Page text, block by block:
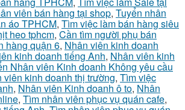
viên bán hàng tại shop, Tuyển nhân
áo TPHCM, Tìm việc làm bán hàng siêu
heo tphcm, Cần tìm người phụ bán
hàng quận 6, Nhân viên kinh doanh
kinh doanh tiếng Anh, Nhân viên kinh
Nhân viên Kinh doanh Không yêu cầu
viên kinh doanh thị trường, Tìm việc
, Nhân viên Kinh doanh ô to, Nhân
, Tìm nhân viên phục vụ quán cafe,